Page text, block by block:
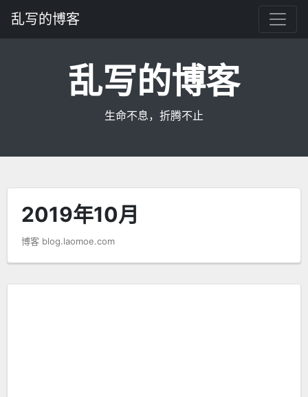
乱写的博客
乱写的博客
生命不息，折腾不止
2019年10月
博客 blog.laomoe.com